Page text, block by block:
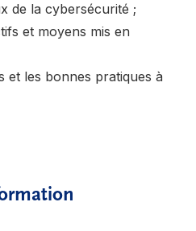
de la cybersécurité ;
et moyens mis en
et les bonnes pratiques à